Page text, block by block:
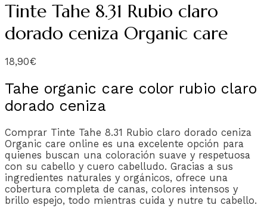
Tinte Tahe 8.31 Rubio claro
dorado ceniza Organic care
18,90€
Tahe organic care color rubio claro
dorado ceniza
Comprar Tinte Tahe 8.31 Rubio claro dorado ceniza
Organic care online es una excelente opción para
quienes buscan una coloración suave y respetuosa
con su cabello y cuero cabelludo. Gracias a sus
ingredientes naturales y orgánicos, ofrece una
cobertura completa de canas, colores intensos y
brillo espejo, todo mientras cuida y nutre tu cabello.